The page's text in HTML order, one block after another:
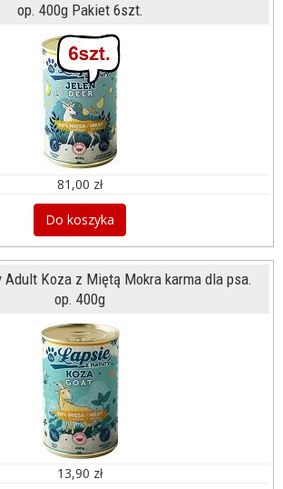
op. 400g Pakiet 6szt.
81,00 zł
Do koszyka
Adult Koza z Miętą Mokra karma dla psa.
op. 400g
13,90 zł